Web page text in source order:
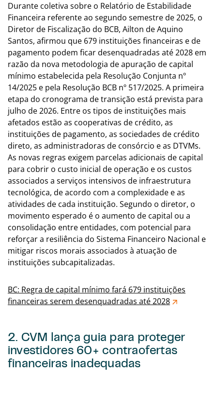
Durante coletiva sobre o Relatório de Estabilidade
Financeira referente ao segundo semestre de 2025, o
Diretor de Fiscalização do BCB, Ailton de Aquino
Santos, afirmou que 679 instituições financeiras e de
pagamento podem ficar desenquadradas até 2028 em
razão da nova metodologia de apuração de capital
mínimo estabelecida pela Resolução Conjunta nº
14/2025 e pela Resolução BCB nº 517/2025. A primeira
etapa do cronograma de transição está prevista para
julho de 2026. Entre os tipos de instituições mais
afetados estão as cooperativas de crédito, as
instituições de pagamento, as sociedades de crédito
direto, as administradoras de consórcio e as DTVMs.
As novas regras exigem parcelas adicionais de capital
para cobrir o custo inicial de operação e os custos
associados a serviços intensivos de infraestrutura
tecnológica, de acordo com a complexidade e as
atividades de cada instituição. Segundo o diretor, o
movimento esperado é o aumento de capital ou a
consolidação entre entidades, com potencial para
reforçar a resiliência do Sistema Financeiro Nacional e
mitigar riscos morais associados à atuação de
instituições subcapitalizadas.
BC: Regra de capital mínimo fará 679 instituições
financeiras serem desenquadradas até 2028
2. CVM lança guia para proteger
investidores 60+ contraofertas
financeiras inadequadas